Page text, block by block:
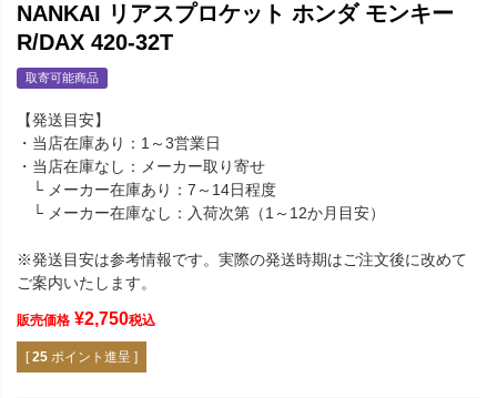
NANKAI リアスプロケット ホンダ モンキー
R/DAX 420-32T
取寄可能商品
【発送目安】
・当店在庫あり：1～3営業日
・当店在庫なし：メーカー取り寄せ
└ メーカー在庫あり：7～14日程度
└ メーカー在庫なし：入荷次第（1～12か月目安）
※発送目安は参考情報です。実際の発送時期はご注文後に改めて
ご案内いたします。
販売価格 ¥2,750税込
[ 25 ポイント進呈 ]